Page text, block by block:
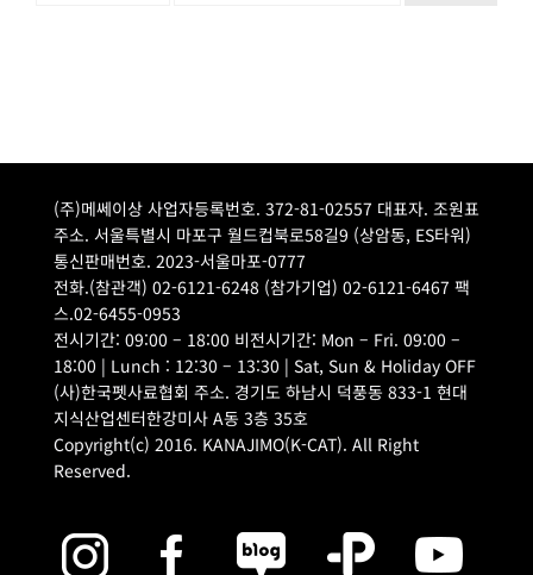
(주)메쎄이상 사업자등록번호. 372-81-02557 대표자. 조원표
주소. 서울특별시 마포구 월드컵북로58길9 (상암동, ES타워)
통신판매번호. 2023-서울마포-0777
전화.(참관객) 02-6121-6248 (참가기업) 02-6121-6467 팩
스.02-6455-0953
전시기간: 09:00 – 18:00 비전시기간: Mon – Fri. 09:00 –
18:00 | Lunch : 12:30 – 13:30 | Sat, Sun & Holiday OFF
(사)한국펫사료협회 주소. 경기도 하남시 덕풍동 833-1 현대
지식산업센터한강미사 A동 3층 35호
Copyright(c) 2016. KANAJIMO(K-CAT). All Right
Reserved.